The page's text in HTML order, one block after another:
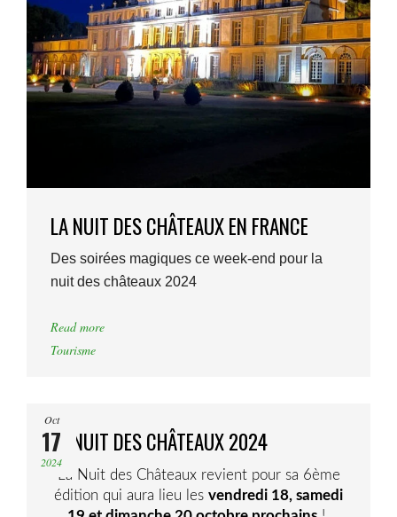
LA NUIT DES CHÂTEAUX EN FRANCE
Des soirées magiques ce week-end pour la
nuit des châteaux 2024
Read more
Tourisme
Oct
17
2024
LA NUIT DES CHÂTEAUX 2024
La Nuit des Châteaux revient pour sa 6ème
édition qui aura lieu les vendredi 18, samedi